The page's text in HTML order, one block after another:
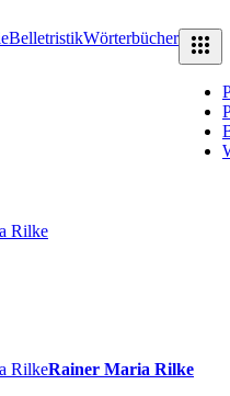
BelletristikWörterbücher
Rainer Maria Rilke